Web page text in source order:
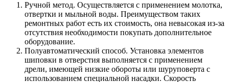
Ручной метод. Осуществляется с применением молотка,
отвертки и мыльной воды. Преимуществом таких
ремонтных работ есть их стоимость, она невысокая из-за
отсутствия необходимости покупать дополнительное
оборудование.
Полуавтоматический способ. Установка элементов
шиповки в отверстия выполняется с применением
дрели, имеющей низкие обороты или шуруповерта с
использованием специальной насадки. Скорость